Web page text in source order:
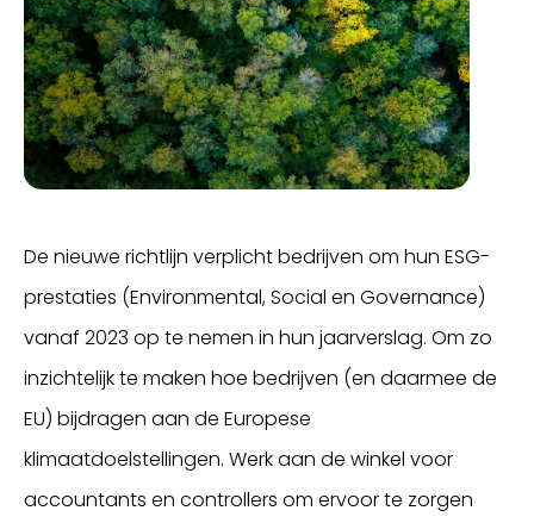
De nieuwe richtlijn verplicht bedrijven om hun ESG-
prestaties (Environmental, Social en Governance)
vanaf 2023 op te nemen in hun jaarverslag. Om zo
inzichtelijk te maken hoe bedrijven (en daarmee de
EU) bijdragen aan de Europese
klimaatdoelstellingen. Werk aan de winkel voor
accountants en controllers om ervoor te zorgen